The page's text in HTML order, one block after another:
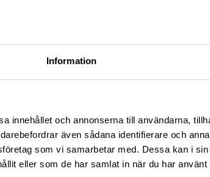
Information
innehållet och annonserna till användarna,
även sådana identifierare och
som vi samarbetar med. Dessa kan i
eller som de har samlat in när du har använt
i livet.
för att